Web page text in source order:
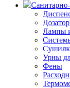
Лампы
Урны
Фены